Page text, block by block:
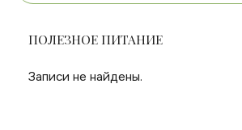
ПОЛЕЗНОЕ ПИТАНИЕ
Записи не найдены.